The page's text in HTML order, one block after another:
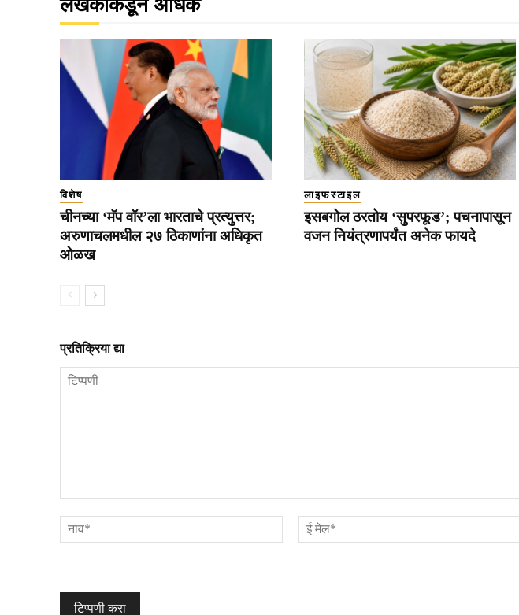
लेखकाकडून अधिक
विशेष
चीनच्या ‘मॅप वॉर’ला भारताचे प्रत्युत्तर;
अरुणाचलमधील २७ ठिकाणांना अधिकृत
ओळख
लाइफस्टाइल
इसबगोल ठरतोय ‘सुपरफूड’; पचनापासून
वजन नियंत्रणापर्यंत अनेक फायदे
प्रतिक्रिया द्या
नाव*